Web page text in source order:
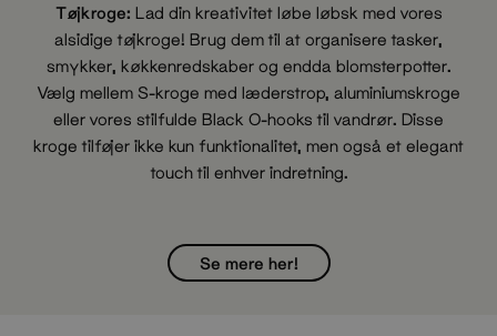
Tøjkroge: Lad din kreativitet løbe løbsk med vores
alsidige tøjkroge! Brug dem til at organisere tasker,
smykker, køkkenredskaber og endda blomsterpotter.
Vælg mellem S-kroge med læderstrop, aluminiumskroge
eller vores stilfulde Black O-hooks til vandrør. Disse
kroge tilføjer ikke kun funktionalitet, men også et elegant
touch til enhver indretning.
Se mere her!